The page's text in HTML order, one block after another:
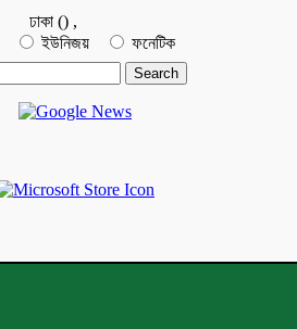
ঢাকা () ,
ইউনিজয় ফনেটিক